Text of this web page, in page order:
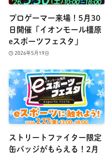
プロゲーマー来場！5月30
日開催「イオンモール橿原
eスポーツフェスタ」
2026年5月19日
ストリートファイター限定
缶バッジがもらえる！2月